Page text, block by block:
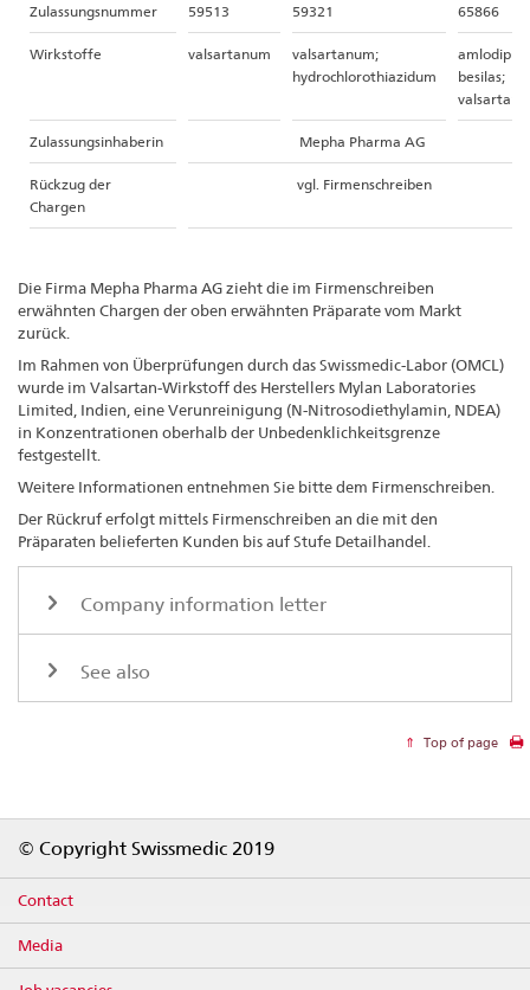
Zulassungsnummer 59513 59321 65866
Wirkstoffe valsartanum
valsartanum;
hydrochlorothiazidum
amlodipini
besilas;
Zulassungsinhaberin Mepha Pharma AG
Rückzug der
Chargen
vgl. Firmenschreiben
Die Firma Mepha Pharma AG zieht die im Firmenschreiben
erwähnten Chargen der oben erwähnten Präparate vom Markt
zurück.
Im Rahmen von Überprüfungen durch das Swissmedic-Labor (OMCL)
wurde im Valsartan-Wirkstoff des Herstellers Mylan Laboratories
Limited, Indien, eine Verunreinigung (N-Nitrosodiethylamin, NDEA)
in Konzentrationen oberhalb der Unbedenklichkeitsgrenze
festgestellt.
Weitere Informationen entnehmen Sie bitte dem Firmenschreiben.
Der Rückruf erfolgt mittels Firmenschreiben an die mit den
Präparaten belieferten Kunden bis auf Stufe Detailhandel.
Company information letter
See also
Top of page
© Copyright Swissmedic 2019
Contact
Media